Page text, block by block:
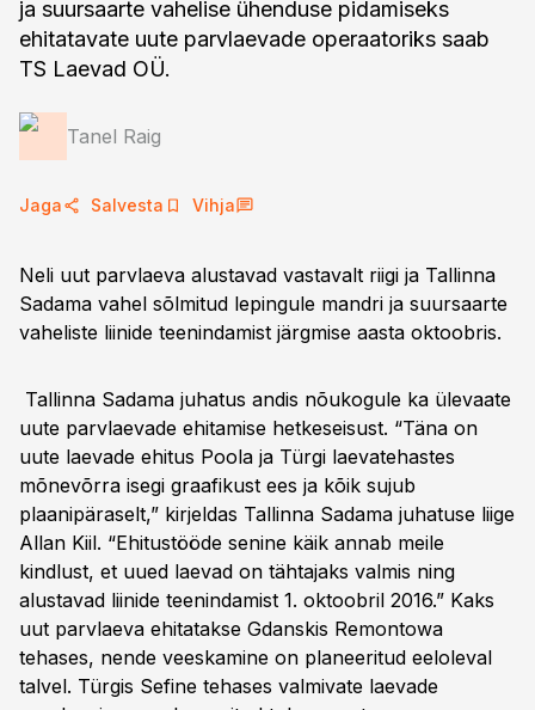
ja suursaarte vahelise ühenduse pidamiseks
ehitatavate uute parvlaevade operaatoriks saab
TS Laevad OÜ.
Tanel Raig
Jaga Salvesta Vihja
Neli uut parvlaeva alustavad vastavalt riigi ja Tallinna
Sadama vahel sõlmitud lepingule mandri ja suursaarte
vaheliste liinide teenindamist järgmise aasta oktoobris.
Tallinna Sadama juhatus andis nõukogule ka ülevaate
uute parvlaevade ehitamise hetkeseisust. “Täna on
uute laevade ehitus Poola ja Türgi laevatehastes
mõnevõrra isegi graafikust ees ja kõik sujub
plaanipäraselt,” kirjeldas Tallinna Sadama juhatuse liige
Allan Kiil. “Ehitustööde senine käik annab meile
kindlust, et uued laevad on tähtajaks valmis ning
alustavad liinide teenindamist 1. oktoobril 2016.” Kaks
uut parvlaeva ehitatakse Gdanskis Remontowa
tehases, nende veeskamine on planeeritud eeloleval
talvel. Türgis Sefine tehases valmivate laevade